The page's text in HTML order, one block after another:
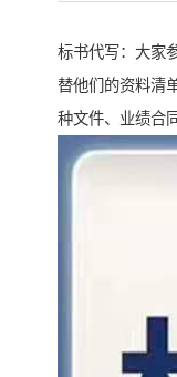
标书代写：大家
替他们的资料清
种文件、业绩合